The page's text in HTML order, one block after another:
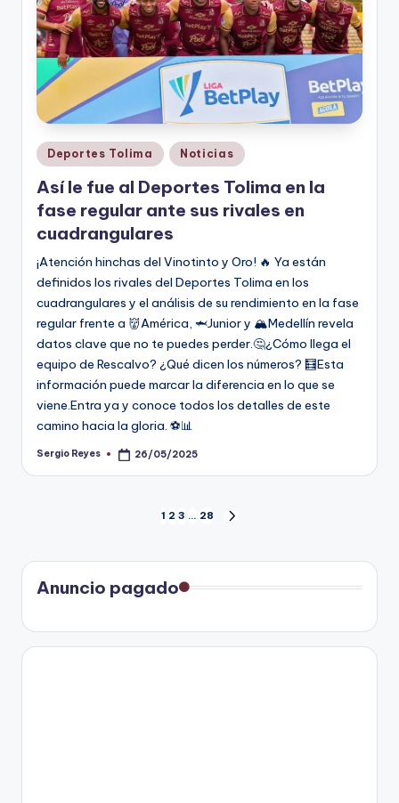
Publicado
en
Deportes Tolima Noticias
Así le fue al Deportes Tolima en la
fase regular ante sus rivales en
cuadrangulares
¡Atención hinchas del Vinotinto y Oro! 🔥 Ya están
definidos los rivales del Deportes Tolima en los
cuadrangulares y el análisis de su rendimiento en la fase
regular frente a 👹América, 🦈Junior y 🏔️Medellín revela
datos clave que no te puedes perder.🤔¿Cómo llega el
equipo de Rescalvo? ¿Qué dicen los números? 🧮Esta
información puede marcar la diferencia en lo que se
viene.Entra ya y conoce todos los detalles de este
camino hacia la gloria. ⚽📊
Publicado
Sergio Reyes 26/05/2025
Paginación
de
entradas
1 2 3 … 28
Anuncio pagado